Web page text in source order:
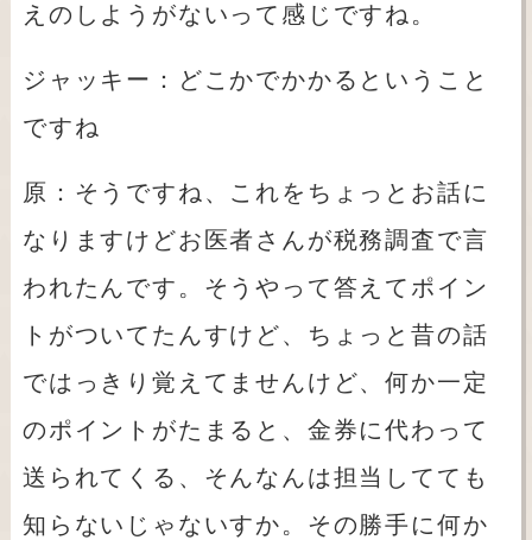
えのしようがないって感じですね。
ジャッキー：どこかでかかるということ
ですね
原：そうですね、これをちょっとお話に
なりますけどお医者さんが税務調査で言
われたんです。そうやって答えてポイン
トがついてたんすけど、ちょっと昔の話
ではっきり覚えてませんけど、何か一定
のポイントがたまると、金券に代わって
送られてくる、そんなんは担当してても
知らないじゃないすか。その勝手に何か